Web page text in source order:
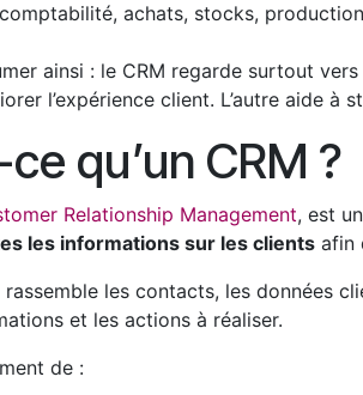
comptabilité, achats, stocks,
ainsi : le CRM regarde surtout vers
l’expérience client. L’autre aide à
qu’un CRM ?
Relationship Management, est
les informations sur les clients afin
les contacts, les données
et les actions à réaliser.
de :